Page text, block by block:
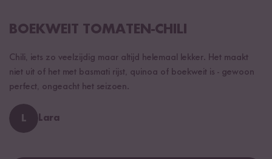
BOEKWEIT TOMATEN-CHILI
Chili, iets zo veelzijdig maar altijd helemaal lekker. Het maakt
niet uit of het met basmati rijst, quinoa of boekweit is - gewoon
perfect, ongeacht het seizoen.
L Lara